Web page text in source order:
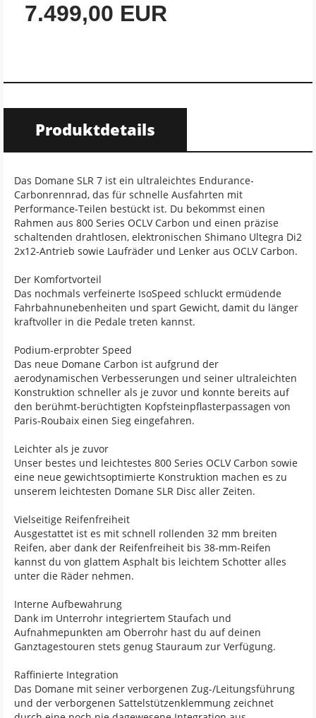
7.499,00 EUR
Produktdetails
Das Domane SLR 7 ist ein ultraleichtes Endurance-
Carbonrennrad, das für schnelle Ausfahrten mit
Performance-Teilen bestückt ist. Du bekommst einen
Rahmen aus 800 Series OCLV Carbon und einen präzise
schaltenden drahtlosen, elektronischen Shimano Ultegra Di2
2x12-Antrieb sowie Laufräder und Lenker aus OCLV Carbon.
Der Komfortvorteil
Das nochmals verfeinerte IsoSpeed schluckt ermüdende
Fahrbahnunebenheiten und spart Gewicht, damit du länger
kraftvoller in die Pedale treten kannst.
Podium-erprobter Speed
Das neue Domane Carbon ist aufgrund der
aerodynamischen Verbesserungen und seiner ultraleichten
Konstruktion schneller als je zuvor und konnte bereits auf
den berühmt-berüchtigten Kopfsteinpflasterpassagen von
Paris-Roubaix einen Sieg eingefahren.
Leichter als je zuvor
Unser bestes und leichtestes 800 Series OCLV Carbon sowie
eine neue gewichtsoptimierte Konstruktion machen es zu
unserem leichtesten Domane SLR Disc aller Zeiten.
Vielseitige Reifenfreiheit
Ausgestattet ist es mit schnell rollenden 32 mm breiten
Reifen, aber dank der Reifenfreiheit bis 38-mm-Reifen
kannst du von glattem Asphalt bis leichtem Schotter alles
unter die Räder nehmen.
Interne Aufbewahrung
Dank im Unterrohr integriertem Staufach und
Aufnahmepunkten am Oberrohr hast du auf deinen
Ganztagestouren stets genug Stauraum zur Verfügung.
Raffinierte Integration
Das Domane mit seiner verborgenen Zug-/Leitungsführung
und der verborgenen Sattelstützenklemmung zeichnet